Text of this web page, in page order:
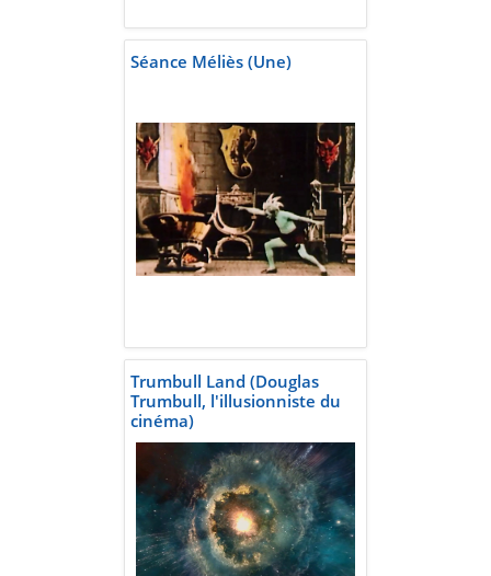
Séance Méliès (Une)
Trumbull Land (Douglas
Trumbull, l'illusionniste du
cinéma)